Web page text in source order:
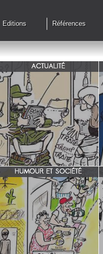
Editions Références
ACTUALITÉ
Qu'en est il des accords de cessez
le feu?
HUMOUR ET SOCIÉTÉ
zone 51